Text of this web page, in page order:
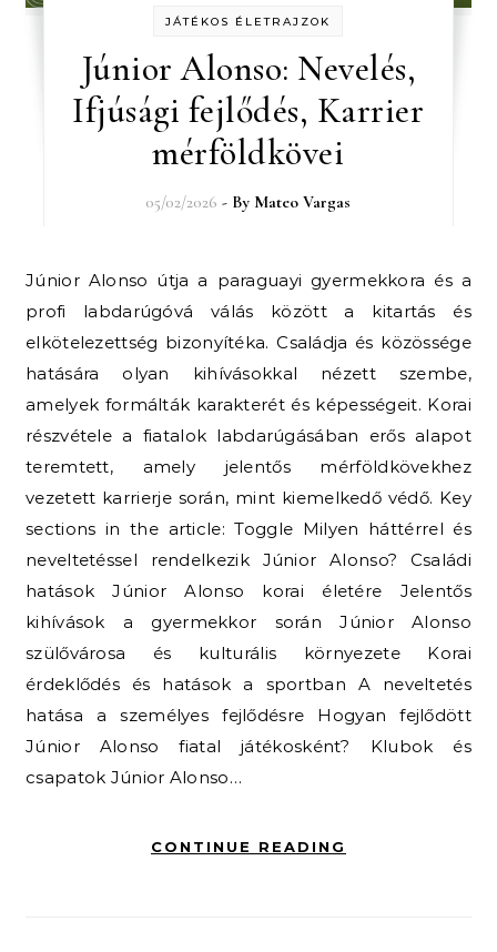
JÁTÉKOS ÉLETRAJZOK
Júnior Alonso: Nevelés,
Ifjúsági fejlődés, Karrier
mérföldkövei
05/02/2026 - By Mateo Vargas
Júnior Alonso útja a paraguayi gyermekkora és a
profi labdarúgóvá válás között a kitartás és
elkötelezettség bizonyítéka. Családja és közössége
hatására olyan kihívásokkal nézett szembe,
amelyek formálták karakterét és képességeit. Korai
részvétele a fiatalok labdarúgásában erős alapot
teremtett, amely jelentős mérföldkövekhez
vezetett karrierje során, mint kiemelkedő védő. Key
sections in the article: Toggle Milyen háttérrel és
neveltetéssel rendelkezik Júnior Alonso? Családi
hatások Júnior Alonso korai életére Jelentős
kihívások a gyermekkor során Júnior Alonso
szülővárosa és kulturális környezete Korai
érdeklődés és hatások a sportban A neveltetés
hatása a személyes fejlődésre Hogyan fejlődött
Júnior Alonso fiatal játékosként? Klubok és
csapatok Júnior Alonso…
CONTINUE READING